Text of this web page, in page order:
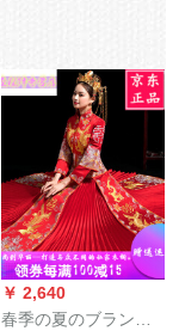
￥ 2,640
春季の夏のブランド